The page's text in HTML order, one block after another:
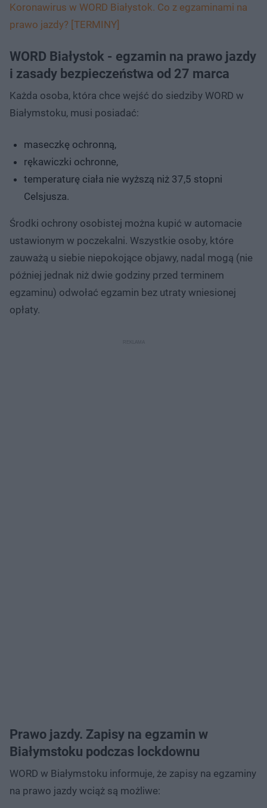
Koronawirus w WORD Białystok. Co z egzaminami na
prawo jazdy? [TERMINY]
WORD Białystok - egzamin na prawo jazdy
i zasady bezpieczeństwa od 27 marca
Każda osoba, która chce wejść do siedziby WORD w
Białymstoku, musi posiadać:
maseczkę ochronną,
rękawiczki ochronne,
temperaturę ciała nie wyższą niż 37,5 stopni
Celsjusza.
Środki ochrony osobistej można kupić w automacie
ustawionym w poczekalni. Wszystkie osoby, które
zauważą u siebie niepokojące objawy, nadal mogą (nie
później jednak niż dwie godziny przed terminem
egzaminu) odwołać egzamin bez utraty wniesionej
opłaty.
Prawo jazdy. Zapisy na egzamin w
Białymstoku podczas lockdownu
WORD w Białymstoku informuje, że zapisy na egzaminy
na prawo jazdy wciąż są możliwe: